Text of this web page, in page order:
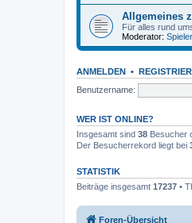
Allgemeines
Für alles rund
Moderator:
ANMELDEN •
Benutzername:
WER IST ONLINE?
Insgesamt sind 38 Besucher
Der Besucherrekord liegt bei
STATISTIK
Beiträge insgesamt 17237 •
Foren-Übersicht